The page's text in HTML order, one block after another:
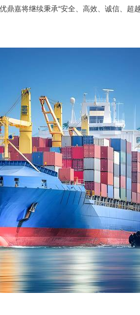
鼎嘉将继续秉承“安全、高效、诚信、超